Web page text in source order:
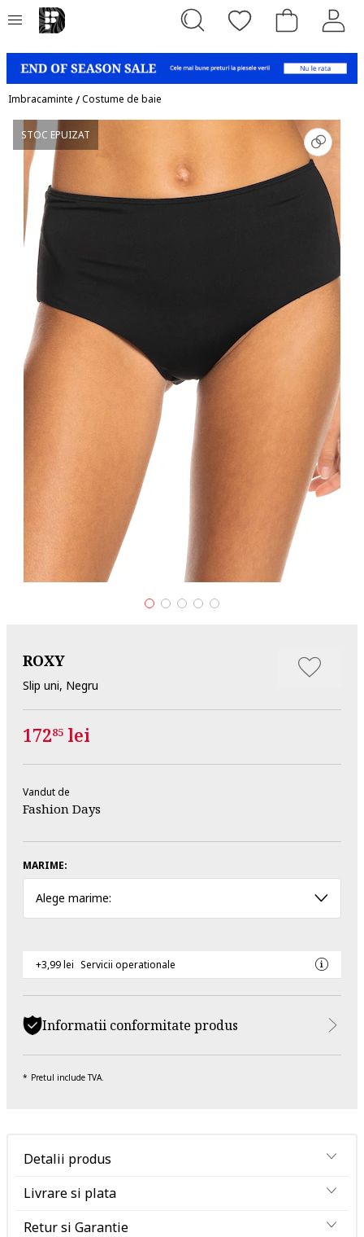
Imbracaminte /Costume de baie
STOC EPUIZAT
ROXY
Slip uni, Negru
17285 lei
Vandut de
Fashion Days
MARIME:
Alege marime:
+3,99 lei Servicii operationale
Informatii conformitate produs
Pretul include TVA.
Detalii produs
Livrare si plata
Retur si Garantie